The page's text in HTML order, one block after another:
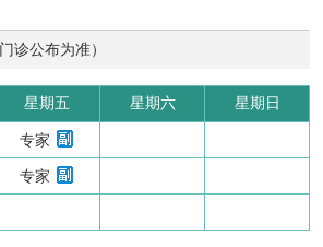
诊公布为准）
星期五 星期六 星期日
专家
专家